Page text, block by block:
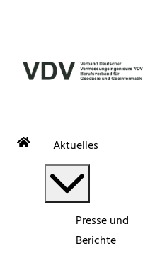
Aktuelles
Presse und
Berichte